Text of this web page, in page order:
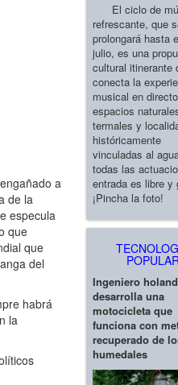
a
de la
especula
que
que
del
habrá
la
El ciclo de
refrescante, que
prolongará hasta
julio, es una
cultural itinerante
conecta la
musical en
espacios
termales y
históricamente
vinculadas al
todas las
entrada es libre y
¡Pincha la foto!
POPULAR
Ingeniero
desarrolla una
motocicleta que
funciona con
recuperado de
humedales